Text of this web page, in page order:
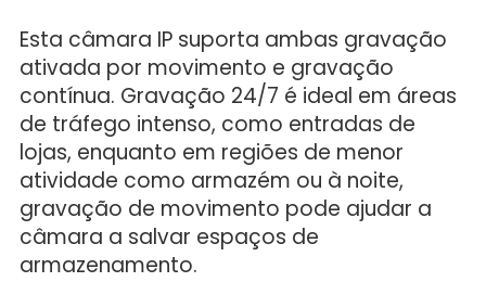
Esta câmara IP suporta ambas gravação
ativada por movimento e gravação
contínua. Gravação 24/7 é ideal em áreas
de tráfego intenso, como entradas de
lojas, enquanto em regiões de menor
atividade como armazém ou à noite,
gravação de movimento pode ajudar a
câmara a salvar espaços de
armazenamento.